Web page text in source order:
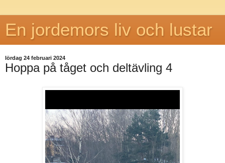
En jordemors liv och lustar
lördag 24 februari 2024
Hoppa på tåget och deltävling 4